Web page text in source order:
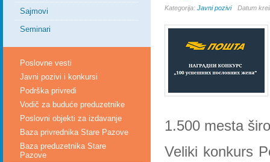
Sajmovi
Seminari
Poslovne vesti
Javni pozivi i konkursi
Podrška privredi
Vodič za buduće preduzetnike
Poslovni objekti za izdavanje
Baza privrednika Stare Pazove
Baza preduzetnika Stare
Pazove
Kategorija: Javni pozivi Datum
1.500 mesta
Veliki konkurs